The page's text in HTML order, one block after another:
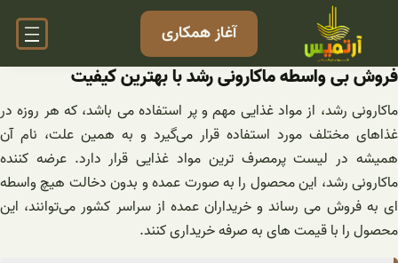
آغاز همکاری
فروش بی واسطه ماکارونی رشد با بهترین کیفیت
ماکارونی رشد، از مواد غذایی مهم و پر استفاده می باشد، که هر روزه در
غذاهای مختلف مورد استفاده قرار می‌گیرد و به همین علت، نام آن
همیشه در لیست پرمصرف ترین مواد غذایی قرار دارد. عرضه کننده
ماکارونی رشد، این محصول را به صورت عمده و بدون دخالت هیچ واسطه
ای به فروش می‌ رساند و خریداران عمده از سراسر کشور می‌توانند، این
محصول را با قیمت های به صرفه خریداری کنند.